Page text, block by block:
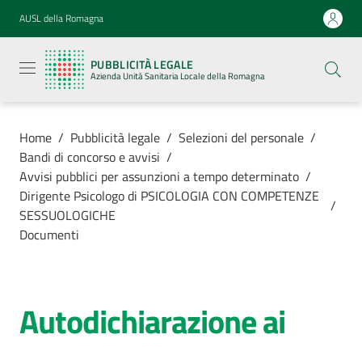
Vai al contenuto
Vai alla navigazione
Vai al footer
AUSL della Romagna
PUBBLICITÀ LEGALE
Azienda Unità Sanitaria Locale della Romagna
legale
Azienda
Unità
Locale della
Azienda
Luoghi di
cura
Home / Pubblicità legale / Selezioni del personale /
Bandi di concorso e avvisi /
Avvisi pubblici per assunzioni a tempo determinato /
Dirigente Psicologo di PSICOLOGIA CON COMPETENZE
SESSUOLOGICHE
/
Documenti
Autodichiarazione ai